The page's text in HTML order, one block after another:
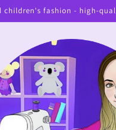
children's fashion - high-